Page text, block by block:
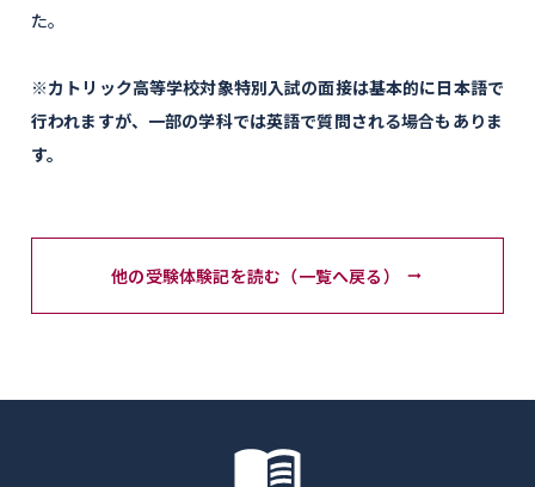
た。
※カトリック高等学校対象特別入試の面接は基本的に日本語で
行われますが、一部の学科では英語で質問される場合もありま
す。
他の受験体験記を読む（一覧へ戻る）